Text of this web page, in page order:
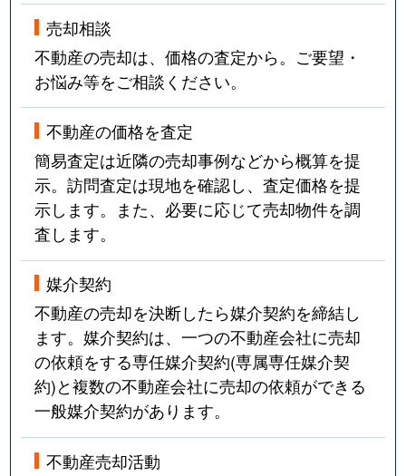
売却相談
不動産の売却は、価格の査定から。ご要望・
お悩み等をご相談ください。
不動産の価格を査定
簡易査定は近隣の売却事例などから概算を提
示。訪問査定は現地を確認し、査定価格を提
示します。また、必要に応じて売却物件を調
査します。
媒介契約
不動産の売却を決断したら媒介契約を締結し
ます。媒介契約は、一つの不動産会社に売却
の依頼をする専任媒介契約(専属専任媒介契
約)と複数の不動産会社に売却の依頼ができる
一般媒介契約があります。
不動産売却活動